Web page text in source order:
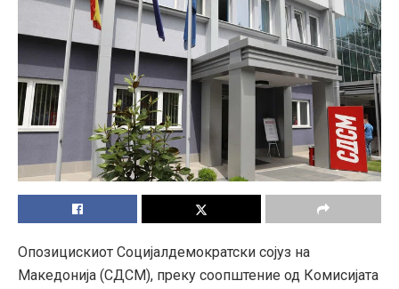
Опозицискиот Социјалдемократски сојуз на
Македонија (СДСМ), преку соопштение од Комисијата